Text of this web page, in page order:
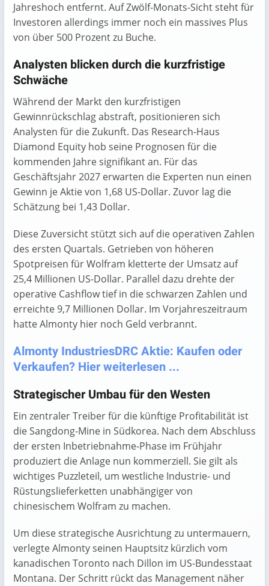
Jahreshoch entfernt. Auf Zwölf-Monats-Sicht steht für
Investoren allerdings immer noch ein massives Plus
von über 500 Prozent zu Buche.
Analysten blicken durch die kurzfristige
Schwäche
Während der Markt den kurzfristigen
Gewinnrückschlag abstraft, positionieren sich
Analysten für die Zukunft. Das Research-Haus
Diamond Equity hob seine Prognosen für die
kommenden Jahre signifikant an. Für das
Geschäftsjahr 2027 erwarten die Experten nun einen
Gewinn je Aktie von 1,68 US-Dollar. Zuvor lag die
Schätzung bei 1,43 Dollar.
Diese Zuversicht stützt sich auf die operativen Zahlen
des ersten Quartals. Getrieben von höheren
Spotpreisen für Wolfram kletterte der Umsatz auf
25,4 Millionen US-Dollar. Parallel dazu drehte der
operative Cashflow tief in die schwarzen Zahlen und
erreichte 9,7 Millionen Dollar. Im Vorjahreszeitraum
hatte Almonty hier noch Geld verbrannt.
Almonty IndustriesDRC Aktie: Kaufen oder
Verkaufen? Hier weiterlesen ...
Strategischer Umbau für den Westen
Ein zentraler Treiber für die künftige Profitabilität ist
die Sangdong-Mine in Südkorea. Nach dem Abschluss
der ersten Inbetriebnahme-Phase im Frühjahr
produziert die Anlage nun kommerziell. Sie gilt als
wichtiges Puzzleteil, um westliche Industrie- und
Rüstungslieferketten unabhängiger von
chinesischem Wolfram zu machen.
Um diese strategische Ausrichtung zu untermauern,
verlegte Almonty seinen Hauptsitz kürzlich vom
kanadischen Toronto nach Dillon im US-Bundesstaat
Montana. Der Schritt rückt das Management näher